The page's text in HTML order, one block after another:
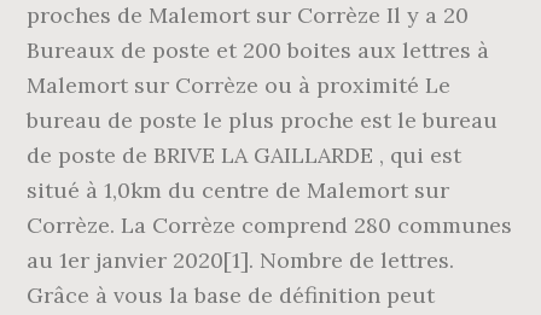
proches de Malemort sur Corrèze Il y a 20
Bureaux de poste et 200 boites aux lettres à
Malemort sur Corrèze ou à proximité Le
bureau de poste le plus proche est le bureau
de poste de BRIVE LA GAILLARDE , qui est
situé à 1,0km du centre de Malemort sur
Corrèze. La Corrèze comprend 280 communes
au 1er janvier 2020[1]. Nombre de lettres.
Grâce à vous la base de définition peut